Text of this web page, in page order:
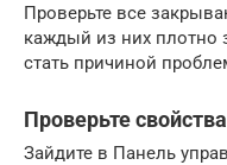
Проверьте все
каждый из них плотно
стать причиной
Проверьте
Зайдите в Панель